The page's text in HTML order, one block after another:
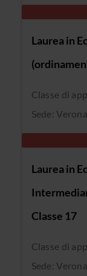
Laurea in
Classe di
Sede: Verona
Laurea in
Classe 17
Classe di
Sede: Verona